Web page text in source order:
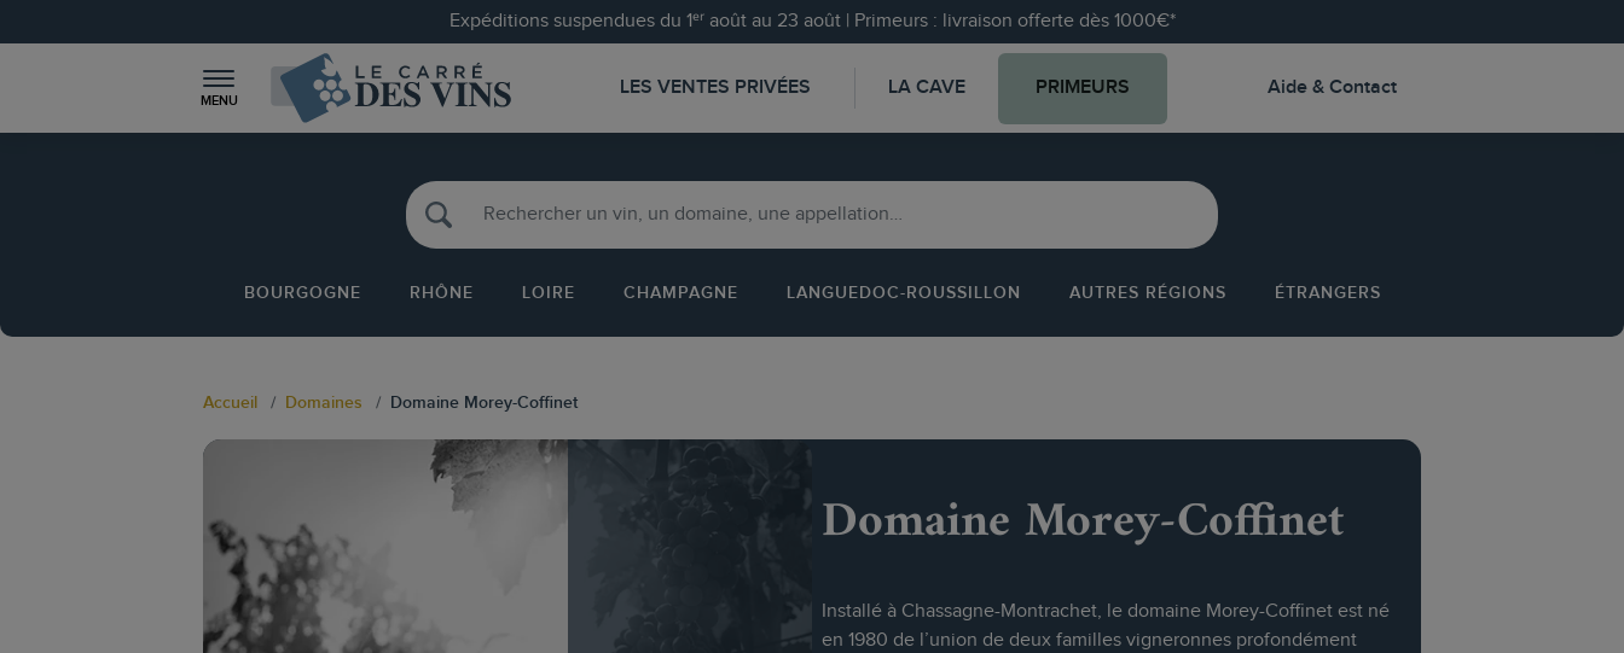
Expéditions suspendues du 1ᵉʳ août au 23 août | Primeurs : livraison offerte dès 1000€*
MENU
LES VENTES PRIVÉES LA CAVE PRIMEURS Aide & Contact
BOURGOGNE RHÔNE LOIRE CHAMPAGNE LANGUEDOC-ROUSSILLON AUTRES RÉGIONS ÉTRANGERS
Accueil Domaines Domaine Morey-Coffinet
Domaine Morey-Coffinet
Installé à Chassagne-Montrachet, le domaine Morey-Coffinet est né
en 1980 de l’union de deux familles vigneronnes profondément